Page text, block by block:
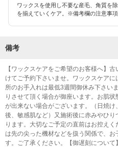
ワックスを使用し不要な産毛、角質を
を揃えていくケア。※備考欄の注意事項
備考
【ワックスケアをご希望のお客様へ】
けてご予約下さいませ。ワックスケア
所のお手入れは最低3週間御休み下さい
りさせて頂く場合が御座います。お肌
が出来ない場合がございます。（日焼
後、敏感肌など）又施術後に赤みやひ
ります。大切なご予定の直前はお控え
は先の尖った機材などを扱う関係で、
す。ご了承ください。【御遅刻につい